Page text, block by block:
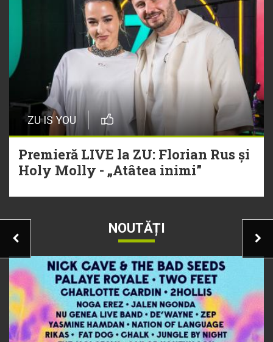
ZU IS YOU
Premieră LIVE la ZU: Florian Rus și
Holy Molly - „Atâtea inimi”
NOUTĂȚI